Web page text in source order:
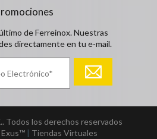
de Ferreinox. Nuestras
directamente en tu e-mail.
Todos los derechos reservados
| Tiendas Virtuales